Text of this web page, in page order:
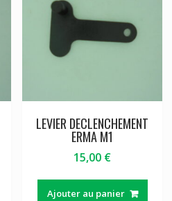
LEVIER DECLENCHEMENT
ERMA M1
15,00 €
Ajouter au panier